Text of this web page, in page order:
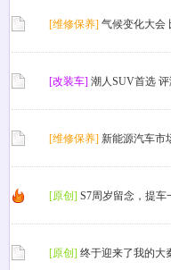
[维修保养] 气候变化大会
[改装车] 潮人SUV首选
[维修保养] 新能源汽车市
[原创] S7周岁留念，提车
[原创] 终于迎来了我的大